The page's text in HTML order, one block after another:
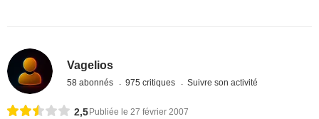
Vagelios
58 abonnés 975 critiques Suivre son activité
2,5 Publiée le 27 février 2007